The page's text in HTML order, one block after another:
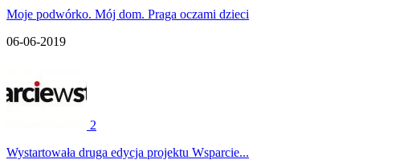
Moje podwórko. Mój dom. Praga oczami dzieci
06-06-2019
2
Wystartowała druga edycja projektu Wsparcie...